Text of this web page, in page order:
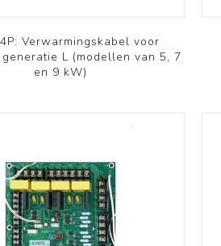
Verwarmingskabel voor
L (modellen van 5, 7
en 9 kW)